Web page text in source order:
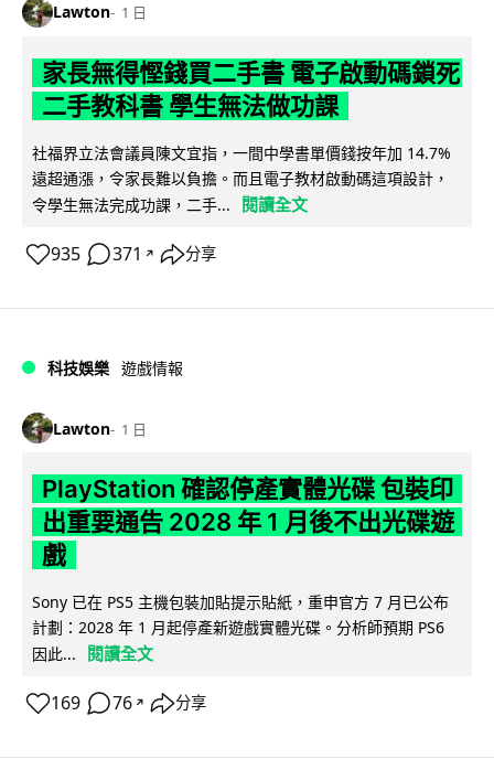
Lawton 1 日
家長無得慳錢買二手書 電子啟動碼鎖死
二手教科書 學生無法做功課
社福界立法會議員陳文宜指，一間中學書單價錢按年加 14.7%
遠超通漲，令家長難以負擔。而且電子教材啟動碼這項設計，
令學生無法完成功課，二手...
閱讀全文
935 371 ↗ 分享
科技娛樂 遊戲情報
Lawton 1 日
PlayStation 確認停產實體光碟 包裝印
出重要通告 2028 年 1 月後不出光碟遊
戲
Sony 已在 PS5 主機包裝加貼提示貼紙，重申官方 7 月已公布
計劃：2028 年 1 月起停產新遊戲實體光碟。分析師預期 PS6
因此...
閱讀全文
169 76 ↗ 分享